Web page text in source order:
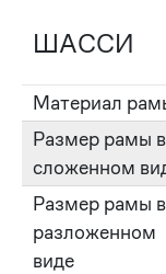
ШАССИ
Материал
Размер рамы в
сложенном
Размер рамы в
разложенном
виде